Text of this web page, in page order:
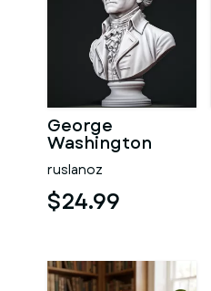
George
Washington
#RoZ
ruslanoz
$24.99